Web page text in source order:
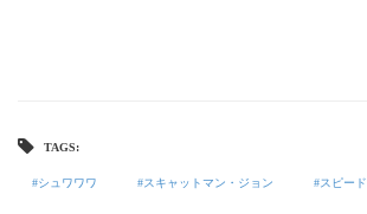
TAGS:
シュワワワ スキャットマン・ジョン スピード